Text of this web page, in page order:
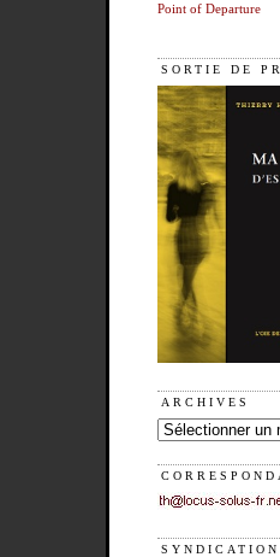
Point of Departure
SORTIE DE
ARCHIVES
SYNDICATION